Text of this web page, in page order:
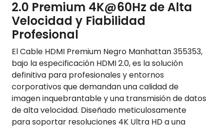
2.0 Premium 4K@60Hz de Alta
Velocidad y Fiabilidad
Profesional
El Cable HDMI Premium Negro Manhattan 355353,
bajo la especificación HDMI 2.0, es la solución
definitiva para profesionales y entornos
corporativos que demandan una calidad de
imagen inquebrantable y una transmisión de datos
de alta velocidad. Diseñado meticulosamente
para soportar resoluciones 4K Ultra HD a una